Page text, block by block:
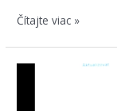
20
Čítajte viac »